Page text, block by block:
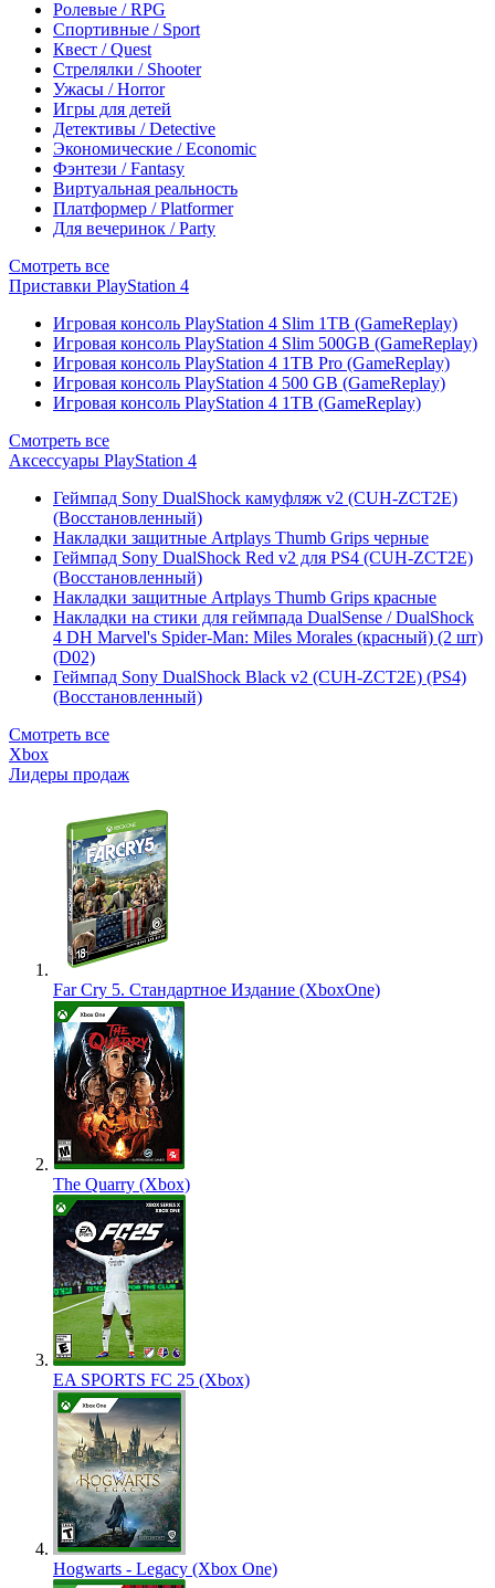
Ролевые / RPG
Спортивные / Sport
Квест / Quest
Стрелялки / Shooter
Ужасы / Horror
Игры для детей
Детективы / Detective
Экономические / Economic
Фэнтези / Fantasy
Виртуальная реальность
Платформер / Platformer
Для вечеринок / Party
Смотреть все
Приставки PlayStation 4
Игровая консоль PlayStation 4 Slim 1TB (GameReplay)
Игровая консоль PlayStation 4 Slim 500GB (GameReplay)
Игровая консоль PlayStation 4 1TB Pro (GameReplay)
Игровая консоль PlayStation 4 500 GB (GameReplay)
Игровая консоль PlayStation 4 1TB (GameReplay)
Смотреть все
Аксессуары PlayStation 4
Геймпад Sony DualShock камуфляж v2 (CUH-ZCT2E)
(Восстановленный)
Накладки защитные Artplays Thumb Grips черные
Геймпад Sony DualShock Red v2 для PS4 (CUH-ZCT2E)
(Восстановленный)
Накладки защитные Artplays Thumb Grips красные
Накладки на стики для геймпада DualSense / DualShock
4 DH Marvel's Spider-Man: Miles Morales (красный) (2 шт)
(D02)
Геймпад Sony DualShock Black v2 (CUH-ZCT2E) (PS4)
(Восстановленный)
Смотреть все
Xbox
Лидеры продаж
Far Cry 5. Стандартное Издание (XboxOne)
The Quarry (Xbox)
EA SPORTS FC 25 (Xbox)
Hogwarts - Legacy (Xbox One)